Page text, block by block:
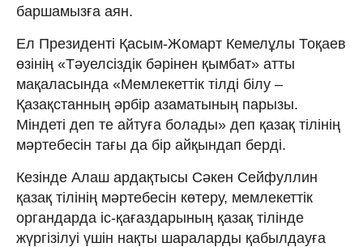
баршамызға аян.
Ел Президенті Қасым-Жомарт Кемелұлы Тоқаев
өзінің «Тәуелсіздік бәрінен қымбат» атты
мақаласында «Мемлекеттік тілді білу –
Қазақстанның әрбір азаматының парызы.
Міндеті деп те айтуға болады» деп қазақ тілінің
мәртебесін тағы да бір айқындап берді.
Кезінде Алаш ардақтысы Сәкен Сейфуллин
қазақ тілінің мәртебесін көтеру, мемлекеттік
органдарда іс-қағаздарының қазақ тілінде
жүргізілуі үшін нақты шараларды қабылдауға